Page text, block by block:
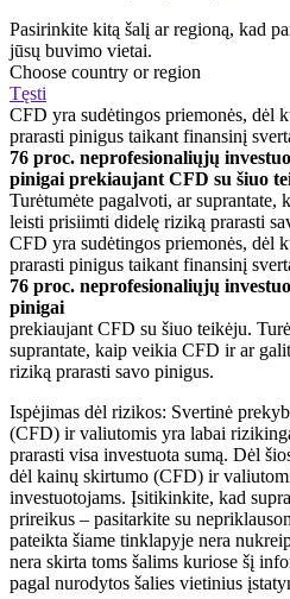
Pasirinkite kitą šalį ar regioną, kad
jūsų buvimo vietai.
Choose country or region
Tęsti
CFD yra sudėtingos priemonės, dėl
prarasti pinigus taikant finansinį
76 proc. neprofesionaliųjų
pinigai prekiaujant CFD su šiuo
Turėtumėte pagalvoti, ar suprantate,
leisti prisiimti didelę riziką prarasti
CFD yra sudėtingos priemonės, dėl
prarasti pinigus taikant finansinį
76 proc. neprofesionaliųjų
pinigai
prekiaujant CFD su šiuo teikėju.
suprantate, kaip veikia CFD ir ar
riziką prarasti savo pinigus.
Ispėjimas dėl rizikos: Svertinė
(CFD) ir valiutomis yra labai
prarasti visa investuota sumą. Dėl
dėl kainų skirtumo (CFD) ir
investuotojams. Įsitikinkite, kad
prireikus – pasitarkite su
pateikta šiame tinklapyje nera
nera skirta toms šalims kuriose šį
pagal nurodytos šalies vietinius